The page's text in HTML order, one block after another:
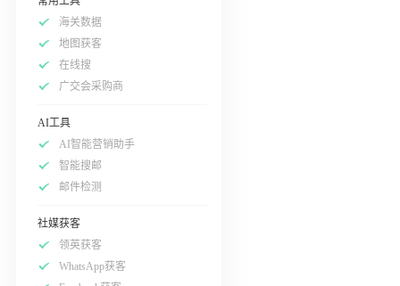
海关数据
地图获客
在线搜
广交会采购商
AI工具
AI智能营销助手
智能搜邮
邮件检测
社媒获客
领英获客
WhatsApp获客